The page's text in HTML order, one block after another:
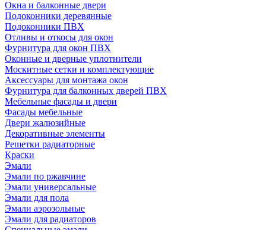
Окна и балконные двери
Подоконники деревянные
Подоконники ПВХ
Отливы и откосы для окон
Фурнитура для окон ПВХ
Оконные и дверные уплотнители
Москитные сетки и комплектующие
Аксессуары для монтажа окон
Фурнитура для балконных дверей ПВХ
Мебельные фасады и двери
Фасады мебельные
Двери жалюзийные
Декоративные элементы
Решетки радиаторные
Краски
Эмали
Эмали по ржавчине
Эмали универсальные
Эмали для пола
Эмали аэрозольные
Эмали для радиаторов